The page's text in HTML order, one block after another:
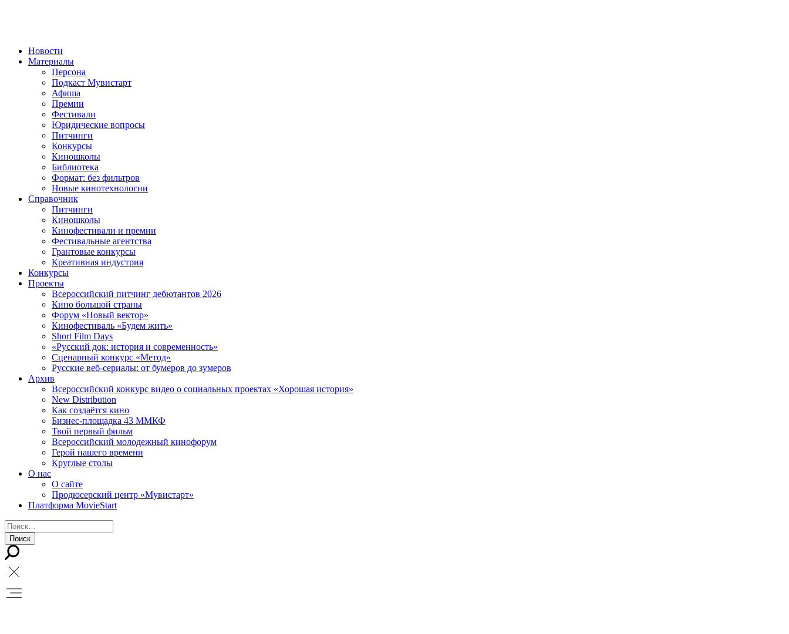
Новости
Материалы
Персона
Подкаст Мувистарт
Афиша
Премии
Фестивали
Юридические вопросы
Питчинги
Конкурсы
Киношколы
Библиотека
Формат: без фильтров
Новые кинотехнологии
Справочник
Питчинги
Киношколы
Кинофестивали и премии
Фестивальные агентства
Грантовые конкурсы
Креативная индустрия
Конкурсы
Проекты
Всероссийский питчинг дебютантов 2026
Кино большой страны
Форум «Новый вектор»
Кинофестиваль «Будем жить»
Short Film Days
«Русский док: история и современность»
Сценарный конкурс «Метод»
Русские веб-сериалы: от бумеров до зумеров
Архив
Всероссийский конкурс видео о социальных проектах «Хорошая история»
New Distribution
Как создаётся кино
Бизнес-площадка 43 ММКФ
Твой первый фильм
Всероссийский молодежный кинофорум
Герой нашего времени
Круглые столы
О нас
О сайте
Продюсерский центр «Мувистарт»
Платформа MovieStart